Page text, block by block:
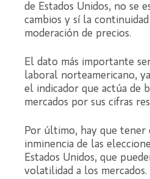
de Estados Unidos, no se
cambios y sí la
moderación de precios.
El dato más importante
laboral norteamericano,
el indicador que actúa de
mercados por sus cifras
Por último, hay que tener
inminencia de las
Estados Unidos, que
volatilidad a los mercados.